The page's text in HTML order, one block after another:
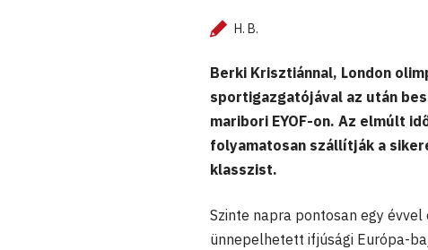
H. B.
Berki Krisztiánnal, London
sportigazgatójával az után
maribori EYOF-on. Az elmúlt
folyamatosan szállítják a
klasszist.
Szinte napra pontosan egy
ünnepelhetett ifjúsági Európa-